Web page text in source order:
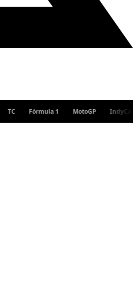
Fórmula 1 MotoGP IndyCar WRC